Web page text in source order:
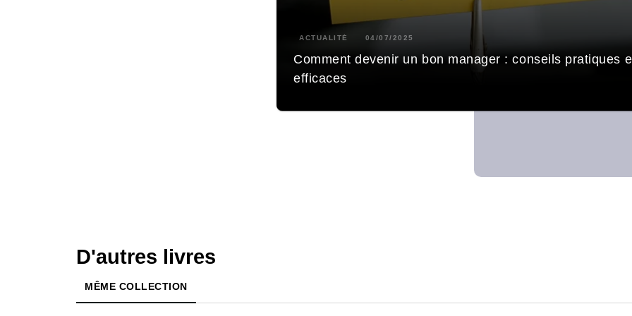
ACTUALITÉ 04/07/2025
Comment devenir un bon manager : conseils pratiques
efficaces
D'autres livres
MÊME COLLECTION